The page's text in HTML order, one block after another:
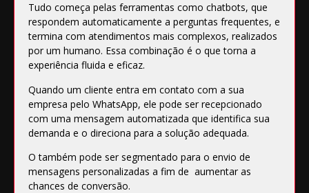
Tudo começa pelas ferramentas como chatbots, que
respondem automaticamente a perguntas frequentes, e
termina com atendimentos mais complexos, realizados
por um humano. Essa combinação é o que torna a
experiência fluida e eficaz.
Quando um cliente entra em contato com a sua
empresa pelo WhatsApp, ele pode ser recepcionado
com uma mensagem automatizada que identifica sua
demanda e o direciona para a solução adequada.
O também pode ser segmentado para o envio de
mensagens personalizadas a fim de aumentar as
chances de conversão.